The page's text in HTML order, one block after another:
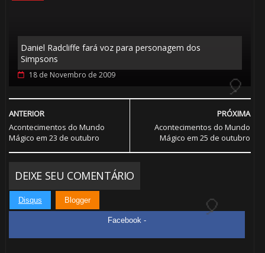
Daniel Radcliffe fará voz para personagem dos
Simpsons
18 de Novembro de 2009
PRÓXIMA
Acontecimentos do Mundo
Mágico em 25 de outubro
ANTERIOR
Acontecimentos do Mundo
Mágico em 23 de outubro
DEIXE SEU COMENTÁRIO
Disqus Blogger
Facebook -
🎈
1️⃣ 8️⃣